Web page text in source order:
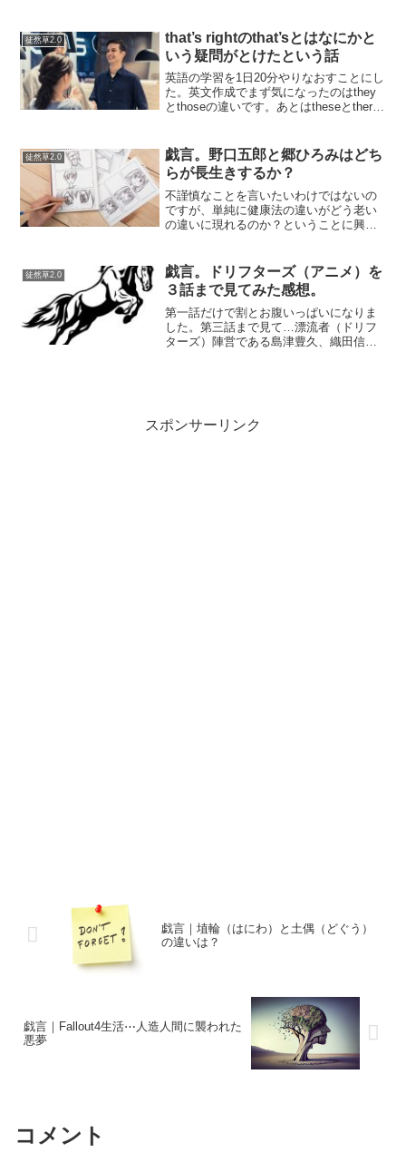
け嫌なことか。嫌ではないが退...
徒然草2.0
that’s rightのthat’sとはなにかと
いう疑問がとけたという話
英語の学習を1日20分やりなおすことにし
た。英文作成でまず気になったのはthey
とthoseの違いです。あとはtheseとthere
したが、よくよく考えてみると品...
徒然草2.0
戯言。野口五郎と郷ひろみはどち
らが長生きするか？
不謹慎なことを言いたいわけではないの
ですが、単純に健康法の違いがどう老い
の違いに現れるのか？ということに興味
樹 野口五郎 郷ひろみ。西城秀樹は脳梗塞
になり、その後はコン...
徒然草2.0
戯言。ドリフターズ（アニメ）を
３話まで見てみた感想。
第一話だけで割とお腹いっぱいになりま
した。第三話まで見て…漂流者（ドリフ
ターズ）陣営である島津豊久、織田信
スポンサーリンク
戯言｜埴輪（はにわ）と土偶（どぐう）
の違いは？
戯言｜Fallout4生活⋯人造人間に襲われた
悪夢
コメント